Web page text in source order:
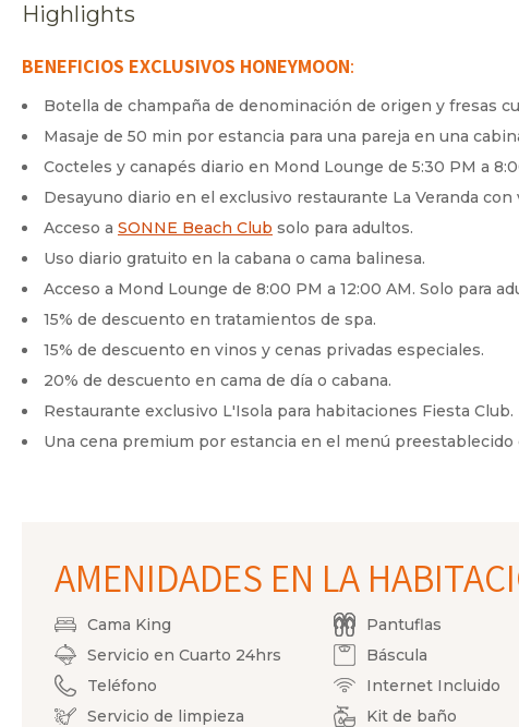
Highlights
BENEFICIOS EXCLUSIVOS HONEYMOON:
Botella de champaña de denominación de origen y fresas
Masaje de 50 min por estancia para una pareja en una
Cocteles y canapés diario en Mond Lounge de 5:30 PM a
Desayuno diario en el exclusivo restaurante La Veranda con
Acceso a SONNE Beach Club solo para adultos.
Uso diario gratuito en la cabana o cama balinesa.
Acceso a Mond Lounge de 8:00 PM a 12:00 AM. Solo para
15% de descuento en tratamientos de spa.
15% de descuento en vinos y cenas privadas especiales.
20% de descuento en cama de día o cabana.
Restaurante exclusivo L'Isola para habitaciones Fiesta Club.
Una cena premium por estancia en el menú
AMENIDADES EN LA
Cama King
Servicio en Cuarto 24hrs
Teléfono
Servicio de limpieza
Pantuflas
Báscula
Internet Incluido
Kit de baño